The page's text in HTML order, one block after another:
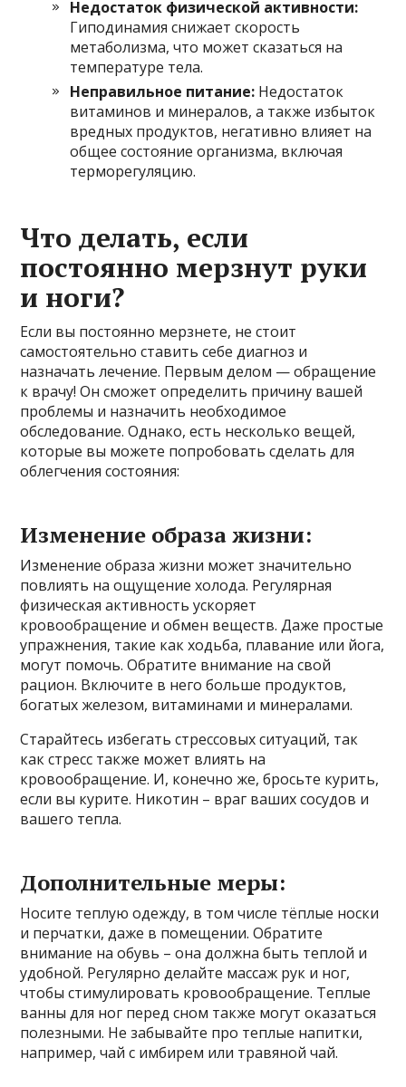
Недостаток физической активности:
Гиподинамия снижает скорость
метаболизма, что может сказаться на
температуре тела.
Неправильное питание: Недостаток
витаминов и минералов, а также избыток
вредных продуктов, негативно влияет на
общее состояние организма, включая
терморегуляцию.
Что делать, если
постоянно мерзнут руки
и ноги?
Если вы постоянно мерзнете, не стоит
самостоятельно ставить себе диагноз и
назначать лечение. Первым делом — обращение
к врачу! Он сможет определить причину вашей
проблемы и назначить необходимое
обследование. Однако, есть несколько вещей,
которые вы можете попробовать сделать для
облегчения состояния:
Изменение образа жизни:
Изменение образа жизни может значительно
повлиять на ощущение холода. Регулярная
физическая активность ускоряет
кровообращение и обмен веществ. Даже простые
упражнения, такие как ходьба, плавание или йога,
могут помочь. Обратите внимание на свой
рацион. Включите в него больше продуктов,
богатых железом, витаминами и минералами.
Старайтесь избегать стрессовых ситуаций, так
как стресс также может влиять на
кровообращение. И, конечно же, бросьте курить,
если вы курите. Никотин – враг ваших сосудов и
вашего тепла.
Дополнительные меры:
Носите теплую одежду, в том числе тёплые носки
и перчатки, даже в помещении. Обратите
внимание на обувь – она должна быть теплой и
удобной. Регулярно делайте массаж рук и ног,
чтобы стимулировать кровообращение. Теплые
ванны для ног перед сном также могут оказаться
полезными. Не забывайте про теплые напитки,
например, чай с имбирем или травяной чай.